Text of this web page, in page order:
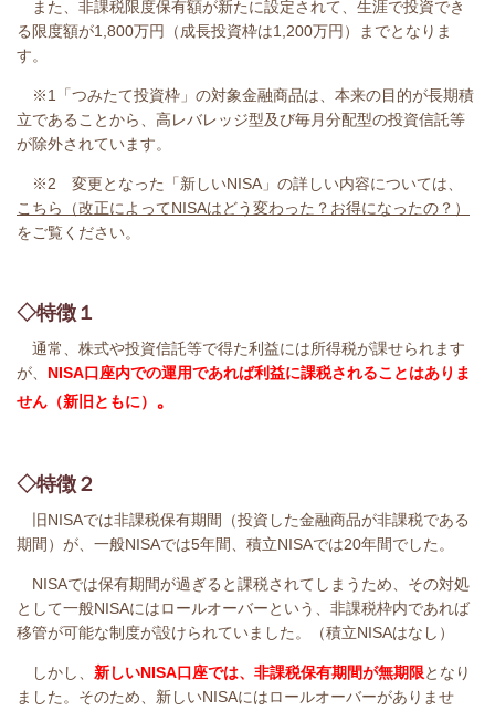
また、非課税限度保有額が新たに設定されて、生涯で投資でき
る限度額が1,800万円（成長投資枠は1,200万円）までとなりま
す。
※1「つみたて投資枠」の対象金融商品は、本来の目的が長期積
立であることから、高レバレッジ型及び毎月分配型の投資信託等
が除外されています。
※2 変更となった「新しいNISA」の詳しい内容については、
こちら（改正によってNISAはどう変わった？お得になったの？）
をご覧ください。
◇特徴１
通常、株式や投資信託等で得た利益には所得税が課せられます
が、 NISA口座内での運用であれば利益に課税されることはありま
せん （新旧ともに） 。
◇特徴２
旧NISAでは非課税保有期間（投資した金融商品が非課税である
期間）が、一般NISAでは5年間、積立NISAでは20年間でした。
NISAでは保有期間が過ぎると課税されてしまうため、その対処
として一般NISAにはロールオーバーという
、非課税枠内であれば
移管が可能な制度が設けられていました。（積立NISAはなし）
しかし、 新しいNISA口座では、非課税保有期間が無期限となり
ました。 そのため、新しいNISAにはロールオーバーがありませ